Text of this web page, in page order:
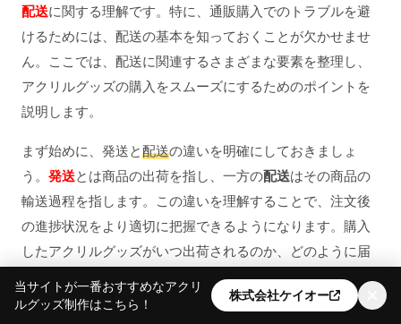
配送に関する理解です。特に、通販購入でのトラブルを避
けるためには、配送の基本を知っておくことが欠かせませ
ん。ここでは、配送に関連するさまざまな要素を整理し、
アクリルグッズの購入をスムーズにするためのポイントを
説明します。
まず始めに、発送と配送の違いを明確にしておきましょ
う。 発送とは商品の出荷を指し、一方の配送はその商品の
輸送過程を指します。この違いを理解することで、注文後
の進捗状況をより適切に把握できるようになります。購入
したアクリルグッズがいつ出荷されるのか、どのように届
くのかを知るためには、この用語の理解が重要です。
次に、アクリルグッズの についてです。通常、納期は
当サイトが一番おすすめなアクリ
ルグッズ制作はこちら！
株式会社ケイオー